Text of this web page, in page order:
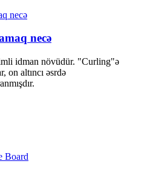
necə
idman növüdür. "Curling"ə
on altıncı əsrdə
Board